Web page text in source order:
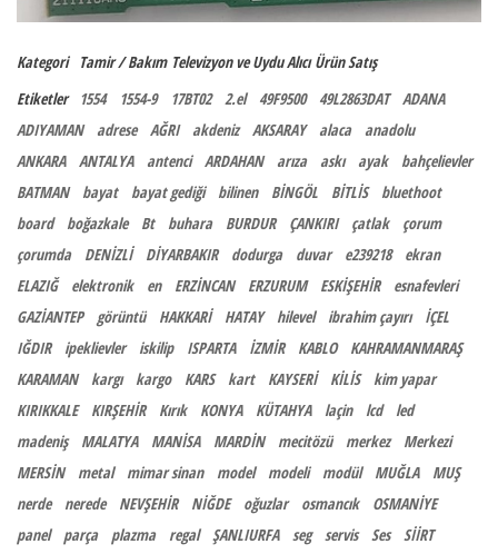
Kategori Tamir / Bakım Televizyon ve Uydu Alıcı Ürün Satış
Etiketler
1554 1554-9 17BT02 2.el 49F9500 49L2863DAT
ADANA
ADIYAMAN
adrese AĞRI akdeniz AKSARAY alaca
anadolu
ANKARA
ANTALYA antenci ARDAHAN arıza askı ayak
bahçelievler
BATMAN
bayat bayat gediği bilinen BİNGÖL BİTLİS
bluethoot
board
boğazkale Bt buhara BURDUR ÇANKIRI çatlak
çorum
çorumda
DENİZLİ DİYARBAKIR dodurga duvar e239218
ekran
ELAZIĞ
elektronik en ERZİNCAN ERZURUM ESKİŞEHİR
esnafevleri
GAZİANTEP
görüntü HAKKARİ HATAY hilevel ibrahim çayırı
İÇEL
IĞDIR
ipeklievler iskilip ISPARTA İZMİR KABLO
KAHRAMANMARAŞ
KARAMAN
kargı kargo KARS kart KAYSERİ KİLİS
kim yapar
KIRIKKALE
KIRŞEHİR Kırık KONYA KÜTAHYA laçin lcd
led
madeniş
MALATYA MANİSA MARDİN mecitözü merkez
Merkezi
MERSİN
metal mimar sinan model modeli modül MUĞLA
MUŞ
nerde
nerede NEVŞEHİR NİĞDE oğuzlar osmancık
OSMANİYE
panel
parça plazma regal ŞANLIURFA seg servis Ses
SİİRT